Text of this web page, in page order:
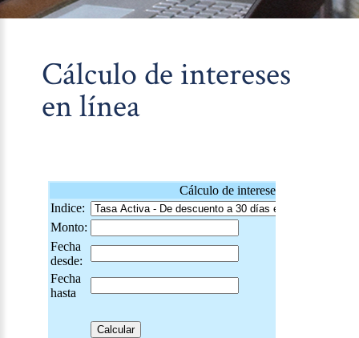
Cálculo de intereses
en línea